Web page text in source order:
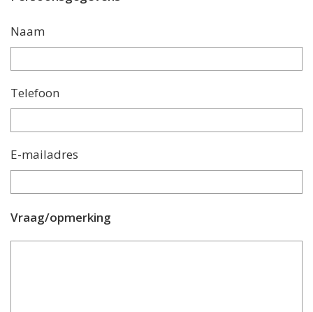
Naam
Telefoon
E-mailadres
Vraag/opmerking